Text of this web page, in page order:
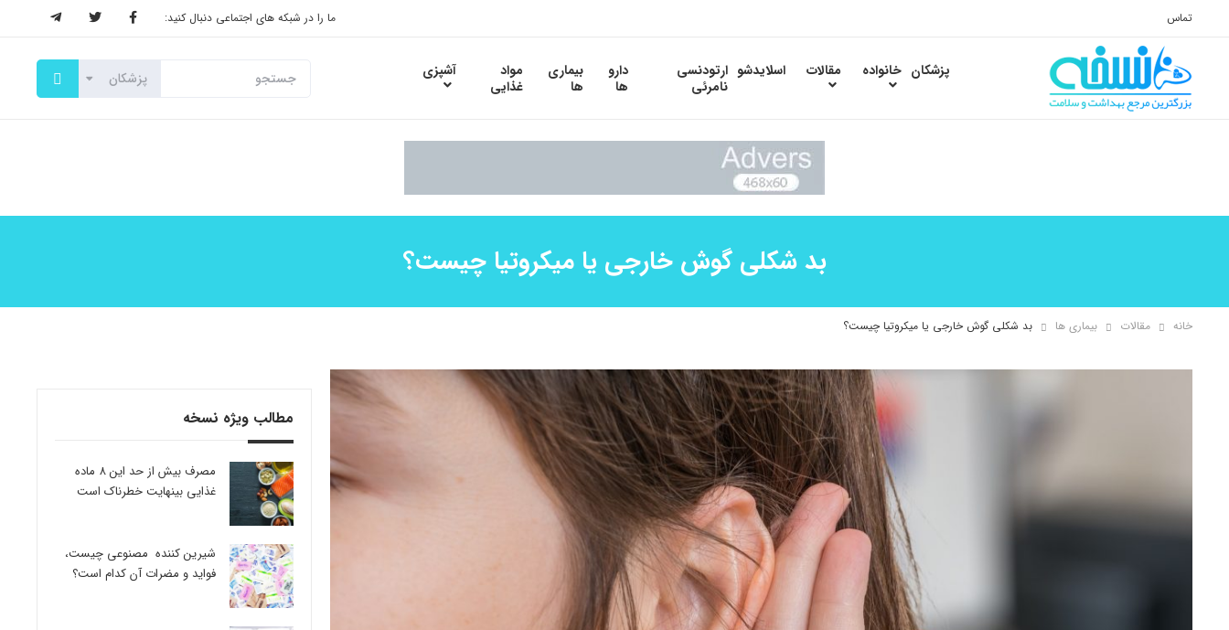
تماس ما را در شبکه های اجتماعی دنبال کنید:
پزشکان خانواده مقالات اسلایدشو ارتودنسی
نامرئی
دارو
ها
بیماری
ها
مواد
غذایی
آشپزی
بد شکلی گوش خارجی یا میکروتیا چیست؟
خانه مقالات بیماری ها بد شکلی گوش خارجی یا میکروتیا چیست؟
مطالب ویژه نسخه
مصرف بیش از حد این 8 ماده
غذایی بینهایت خطرناک است
شیرین کننده مصنوعی چیست،
فواید و مضرات آن کدام است؟